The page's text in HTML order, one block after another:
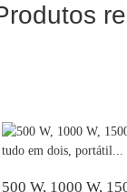
500 W, 1000 W,